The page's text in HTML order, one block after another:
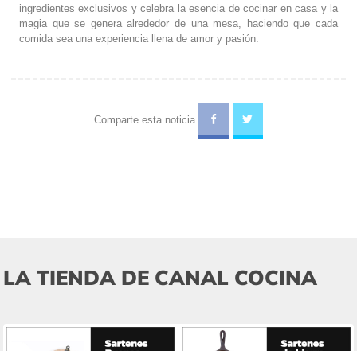
ingredientes exclusivos y celebra la esencia de cocinar en casa y la
magia que se genera alrededor de una mesa, haciendo que cada
comida sea una experiencia llena de amor y pasión.
Comparte esta noticia
LA TIENDA DE CANAL COCINA